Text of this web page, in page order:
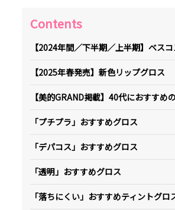
Contents
【2024年間／下半期／上半期】ベス
【2025年春発売】新色リップグロス
【美的GRAND掲載】40代におすすめ
「プチプラ」おすすめグロス
「デパコス」おすすめグロス
「透明」おすすめグロス
「落ちにくい」おすすめティントグロ